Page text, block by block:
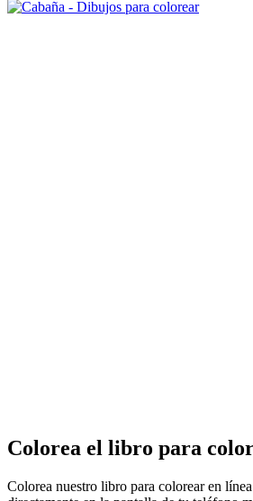
Colorea el libro para
Colorea nuestro libro para colorear en